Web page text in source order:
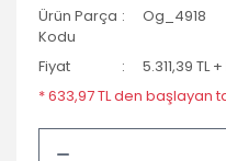
Ürün Parça
Kodu
Og_4918
Fiyat
5.311,39 TL
* 633,97 TL den başlayan